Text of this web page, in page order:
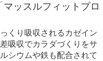
ッスルフィットプロ
くり吸収されるカゼイン
吸収でカラダづくりをサ
シウムや鉄も配合されて